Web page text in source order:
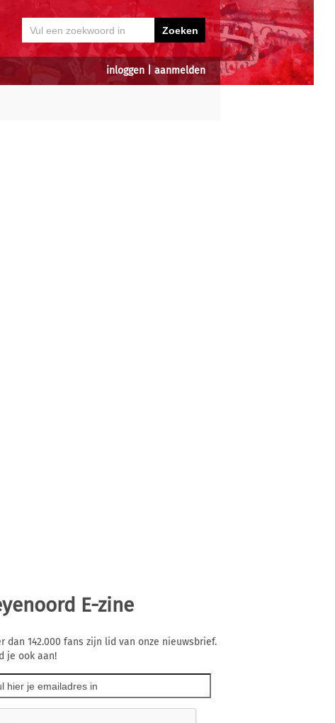
inloggen aanmelden
E-zine
dan 142.000 fans zijn lid van onze nieuwsbrief.
je ook aan!